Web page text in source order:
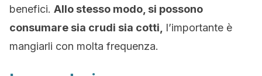
benefici. Allo stesso modo, si possono
consumare sia crudi sia cotti,
l’importante è
mangiarli con molta frequenza.